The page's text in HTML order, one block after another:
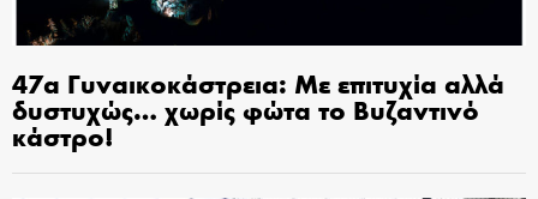
47α Γυναικοκάστρεια: Με επιτυχία αλλά
δυστυχώς… χωρίς φώτα το Βυζαντινό
κάστρο!